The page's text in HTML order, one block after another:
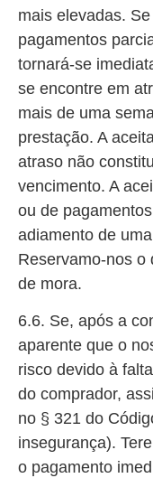
mais elevadas.
pagamentos
tornará-se
se encontre em
mais de uma
prestação. A
atraso não
vencimento. A
ou de
adiamento de
Reservamo-nos o
de mora.
6.6. Se, após a
aparente que o
risco devido à
do comprador,
no § 321 do
insegurança).
o pagamento